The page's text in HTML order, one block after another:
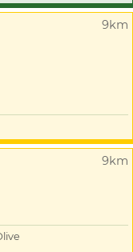
9km
9km